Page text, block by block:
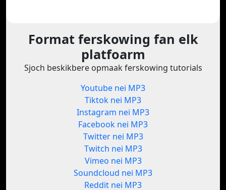
Format ferskowing fan elk
platfoarm
Sjoch beskikbere opmaak ferskowing tutorials
Youtube nei MP3
Tiktok nei MP3
Instagram nei MP3
Facebook nei MP3
Twitter nei MP3
Twitch nei MP3
Vimeo nei MP3
Soundcloud nei MP3
Reddit nei MP3